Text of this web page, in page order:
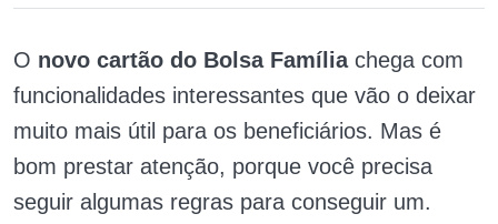
O novo cartão do Bolsa Famíliachega com
funcionalidades interessantes que vão o deixar
muito mais útil para os beneficiários. Mas é
bom prestar atenção, porque você precisa
seguir algumas regras para conseguir um.